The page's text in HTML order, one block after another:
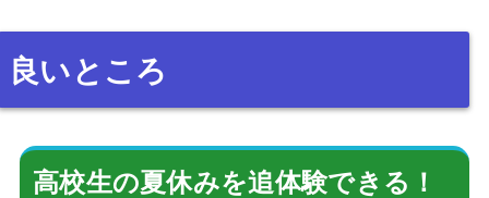
良いところ
高校生の夏休みを追体験できる！